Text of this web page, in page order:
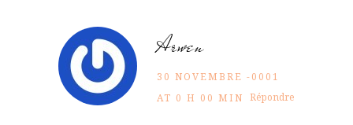
Arwen
30 NOVEMBRE -0001
AT 0 H 00 MIN Répondre